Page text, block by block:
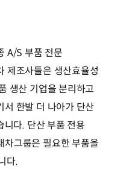
A/S 부품 전문
제조사들은 생산효율성
생산 기업을 분리하고
서 한발 더 나아가 단산
다. 단산 부품 전용
차그룹은 필요한 부품을
다.